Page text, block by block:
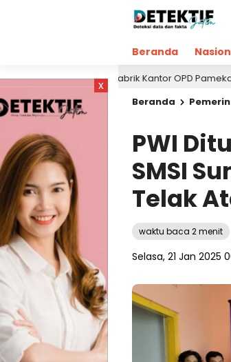
Beranda
x
Obrak-abrik Kantor OPD Pamekasan, Formaasi
Beranda
PWI
SMSI
Telak
waktu baca 2 menit
Selasa, 21 Jan 2025